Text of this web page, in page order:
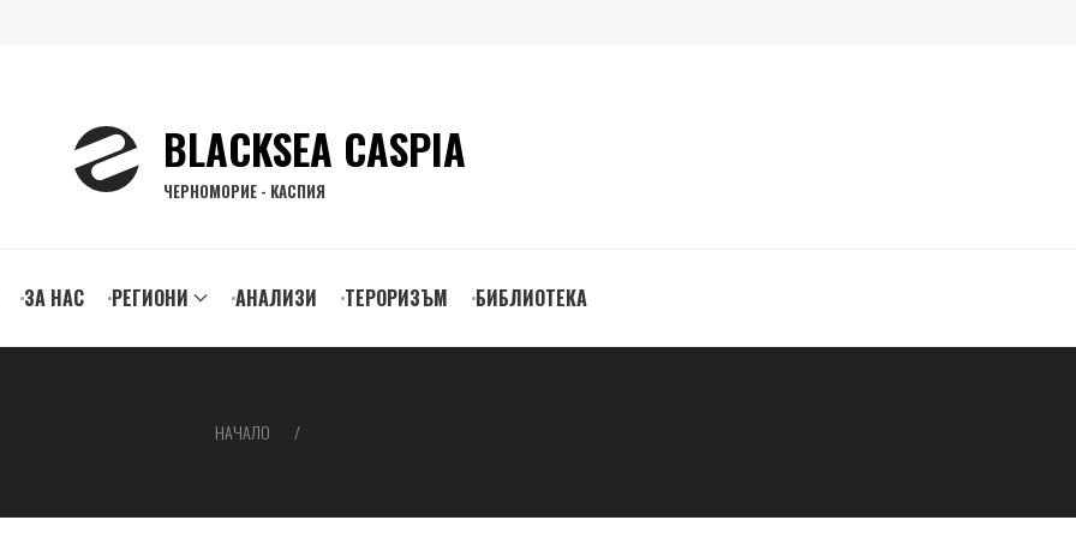
BLACKSEA CASPIA
ЧЕРНОМОРИЕ - КАСПИЯ
ЗА НАС РЕГИОНИ АНАЛИЗИ ТЕРОРИЗЪМ БИБЛИОТЕКА
НАЧАЛО